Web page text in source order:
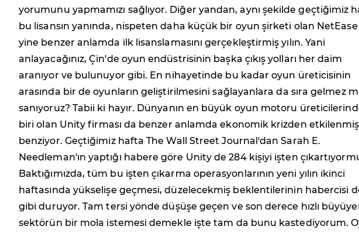
yorumunu yapmamızı sağlıyor. Diğer yandan, aynı şekilde geçtiğimiz
bu lisansın yanında, nispeten daha küçük bir oyun şirketi olan
yine benzer anlamda ilk lisanslamasını gerçekleştirmiş yılın. Yani
anlayacağınız, Çin'de oyun endüstrisinin başka çıkış yolları her daim
aranıyor ve bulunuyor gibi. En nihayetinde bu kadar oyun üreticisinin
arasında bir de oyunların geliştirilmesini sağlayanlara da sıra gelmez
sanıyoruz? Tabii ki hayır. Dünyanın en büyük oyun motoru
biri olan Unity firması da benzer anlamda ekonomik krizden
benziyor. Geçtiğimiz hafta The Wall Street Journal'dan Sarah E.
Needleman'ın yaptığı habere göre Unity de 284 kişiyi işten
Baktığımızda, tüm bu işten çıkarma operasyonlarının yeni yılın ikinci
haftasında yükselişe geçmesi, düzelecekmiş beklentilerinin habercisi
gibi duruyor. Tam tersi yönde düşüşe geçen ve son derece hızlı
sektörün bir mola istemesi demekle işte tam da bunu kastediyorum.